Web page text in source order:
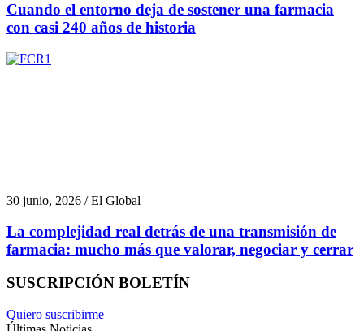
Cuando el entorno deja de sostener una farmacia
con casi 240 años de historia
30 junio, 2026 / El Global
La complejidad real detrás de una transmisión de
farmacia: mucho más que valorar, negociar y cerrar
SUSCRIPCIÓN BOLETÍN
Quiero suscribirme